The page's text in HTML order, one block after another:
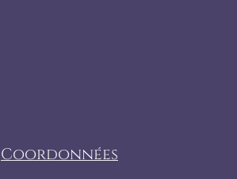
Coordonnées